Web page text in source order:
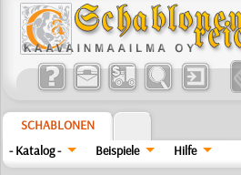
SCHABLONEN
- Katalog -
Beispiele Hilfe